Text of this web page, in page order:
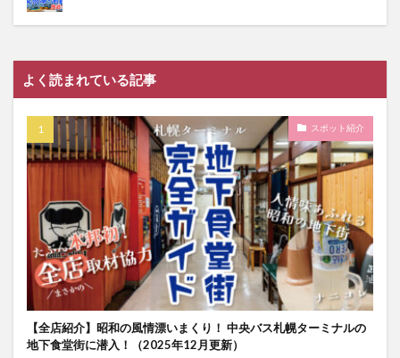
よく読まれている記事
スポット紹介
【全店紹介】昭和の風情漂いまくり！ 中央バス札幌ターミナルの
地下食堂街に潜入！（2025年12月更新）